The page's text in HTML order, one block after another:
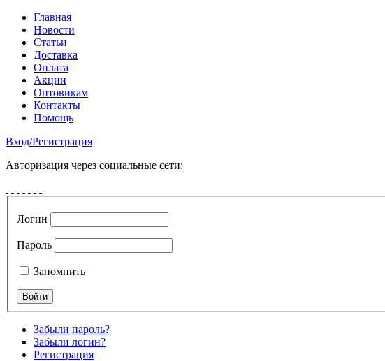
Главная
Новости
Статьи
Доставка
Оплата
Акции
Оптовикам
Контакты
Помощь
Вход/Регистрация
Авторизация через социальные сети:
Логин
Пароль
Запомнить
Забыли пароль?
Забыли логин?
Регистрация